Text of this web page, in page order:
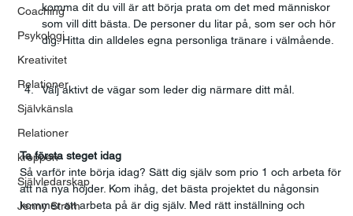
Coaching
Psykologi
Kreativitet
Relationer
Självkänsla
Relationer
kroppen
Självledarskap
Jenny Ström
komma dit du vill är att börja prata om det med människor
som vill ditt bästa. De personer du litar på, som ser och hör
dig. Hitta din alldeles egna personliga tränare i välmående.
Välj aktivt de vägar som leder dig närmare ditt mål.
Ta första steget idag
Så varför inte börja idag? Sätt dig själv som prio 1 och arbeta för
att nå nya höjder. Kom ihåg, det bästa projektet du någonsin
kommer att arbeta på är dig själv. Med rätt inställning och